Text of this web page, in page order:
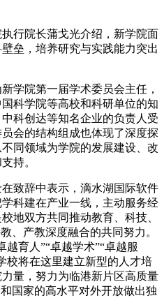
行院长蒲戈光介绍，新学院面
垒，培养研究与实践能力突出
学院第一届学术委员会主任，
科学院等高校和科研单位的知
科创达等知名企业的负责人受
会的结构组成也体现了深度探
同领域为学院的发展建设、改
持。
致辞中表示，滴水湖国际软件
科建在产业一线，主动服务经
地双方共同推动教育、科技、
、产教深度融合的共同努力。
育人”“卓越学术”“卓越服
校将在这里建立新型的人才培
量，努力为临港新片区高质量
国家的高水平对外开放做出独